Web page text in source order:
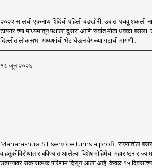
२०२२ सालची एकनाथ शिंदेंची पहिली बंडखोरी, उबाठा पचवू शकली
टायगर'च्या माध्यमातून पक्षाला दुसरा आणि सर्वात मोठा धक्का
दिल्लीत लोकसभा अध्यक्षांची भेट घेऊन वेगळ्या गटाची मागणी ..
१८ जून २०२६
Maharashtra ST service turns a profit राज्यातील
वाहतुकीविरोधात राबविण्यात आलेल्या विशेष मोहिमेचा महाराष्ट्र राज्य
उत्पन्नावर सकारात्मक परिणाम दिसून आला आहे. केवळ १५